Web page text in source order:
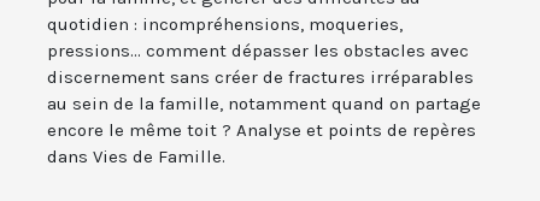
quotidien : incompréhensions, moqueries,
pressions... comment dépasser les obstacles avec
discernement sans créer de fractures irréparables
au sein de la famille, notamment quand on partage
encore le même toit ? Analyse et points de repères
dans Vies de Famille.